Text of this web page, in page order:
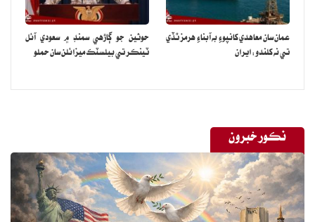
لاءِ ويزا حاصل ڪرڻ جي ضرورت نه آهي.
ان سان گڏوگڏ اتان جي سامونڊي علائقن جي خوبصورتي به ڏسڻ سان واسطو
عمان سان معاهدي کانپوءِ به آبناءِ هرمز ٿڏي
تي نه کلندو: ايران
حوثين جو ڳاڙهي سمنڊ ۾ سعودي آئل
ٽينڪر تي بيلسٽڪ ميزائلن سان حملو
نڪور خبرون